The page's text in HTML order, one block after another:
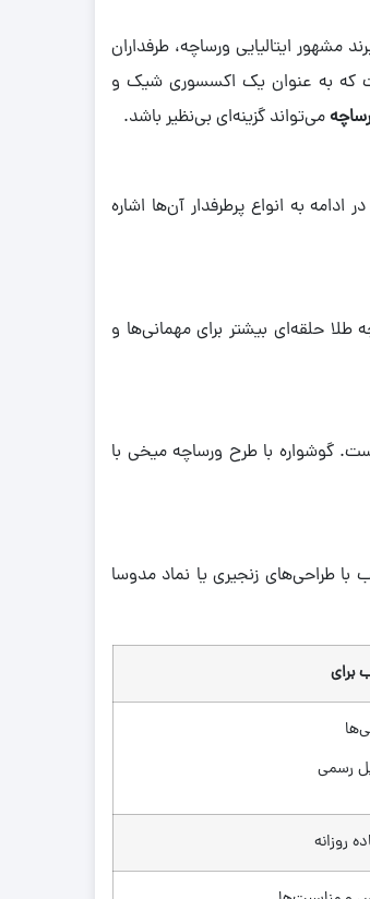
مشهور ایتالیایی ورساچه، طرفداران
که به ‌عنوان یک اکسسوری شیک و
می‌تواند گزینه‌ای بی‌نظیر باشد.
به انواع پرطرفدار آن‌ها اشاره
طلا حلقه‌ای بیشتر برای مهمانی‌ها و
گوشواره با طرح ورساچه میخی با
طراحی‌های زنجیری یا نماد مدوسا
برای
رسمی
روزانه